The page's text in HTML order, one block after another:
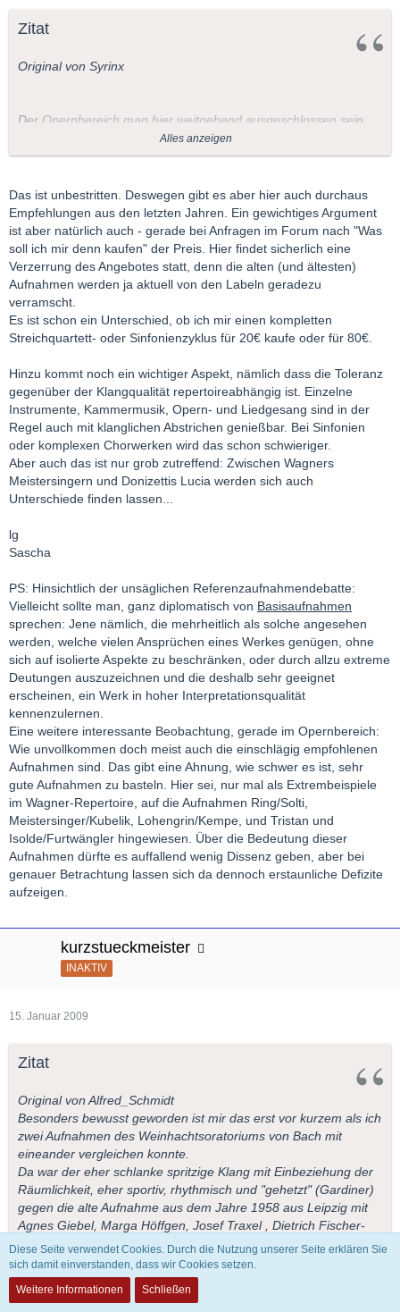
Zitat
Original von Syrinx
Der Opernbereich mag hier weitgehend ausgeschlossen sein,
da muss eben viel zusammen kommen, damit eine
Opernaufführung wirklich hervorragend wird,aber auch da
Gruss
Syrinx
Alles anzeigen
Das ist unbestritten. Deswegen gibt es aber hier auch durchaus
Empfehlungen aus den letzten Jahren. Ein gewichtiges Argument
ist aber natürlich auch - gerade bei Anfragen im Forum nach "Was
soll ich mir denn kaufen" der Preis. Hier findet sicherlich eine
Verzerrung des Angebotes statt, denn die alten (und ältesten)
Aufnahmen werden ja aktuell von den Labeln geradezu
verramscht.
Es ist schon ein Unterschied, ob ich mir einen kompletten
Streichquartett- oder Sinfonienzyklus für 20€ kaufe oder für 80€.
Hinzu kommt noch ein wichtiger Aspekt, nämlich dass die Toleranz
gegenüber der Klangqualität repertoireabhängig ist. Einzelne
Instrumente, Kammermusik, Opern- und Liedgesang sind in der
Regel auch mit klanglichen Abstrichen genießbar. Bei Sinfonien
oder komplexen Chorwerken wird das schon schwieriger.
Aber auch das ist nur grob zutreffend: Zwischen Wagners
Meistersingern und Donizettis Lucia werden sich auch
Unterschiede finden lassen...
lg
Sascha
PS: Hinsichtlich der unsäglichen Referenzaufnahmendebatte:
Vielleicht sollte man, ganz diplomatisch von Basisaufnahmen
sprechen: Jene nämlich, die mehrheitlich als solche angesehen
werden, welche vielen Ansprüchen eines Werkes genügen, ohne
sich auf isolierte Aspekte zu beschränken, oder durch allzu extreme
Deutungen auszuzeichnen und die deshalb sehr geeignet
erscheinen, ein Werk in hoher Interpretationsqualität
kennenzulernen.
Eine weitere interessante Beobachtung, gerade im Opernbereich:
Wie unvollkommen doch meist auch die einschlägig empfohlenen
Aufnahmen sind. Das gibt eine Ahnung, wie schwer es ist, sehr
gute Aufnahmen zu basteln. Hier sei, nur mal als Extrembeispiele
im Wagner-Repertoire, auf die Aufnahmen Ring/Solti,
Meistersinger/Kubelik, Lohengrin/Kempe, und Tristan und
Isolde/Furtwängler hingewiesen. Über die Bedeutung dieser
Aufnahmen dürfte es auffallend wenig Dissenz geben, aber bei
genauer Betrachtung lassen sich da dennoch erstaunliche Defizite
aufzeigen.
kurzstueckmeister
INAKTIV
15. Januar 2009
Zitat
Original von Alfred_Schmidt
Besonders bewusst geworden ist mir das erst vor kurzem als ich
zwei Aufnahmen des Weinhachtsoratoriums von Bach mit
eineander vergleichen konnte.
Da war der eher schlanke spritzige Klang mit Einbeziehung der
Räumlichkeit, eher sportiv, rhythmisch und "gehetzt" (Gardiner)
gegen die alte Aufnahme aus dem Jahre 1958 aus Leipzig mit
Agnes Giebel, Marga Höffgen, Josef Traxel , Dietrich Fischer-
Dieskau und den Thomanern. Diese Aufnahme lingt nicht
sportlich mitreissend sondern feierlich erhaben. Der Chor wurde
analytisch präsent eingefangen wie nur selten, die Tontechniker
waren bemüht zu demonstriern daß eine neur Äre an der
Diese Seite verwendet Cookies. Durch die Nutzung unserer Seite erklären Sie
sich damit einverstanden, dass wir Cookies setzen.
Weitere Informationen
Schließen